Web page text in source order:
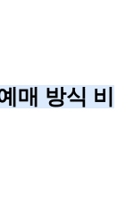
매 방식 비